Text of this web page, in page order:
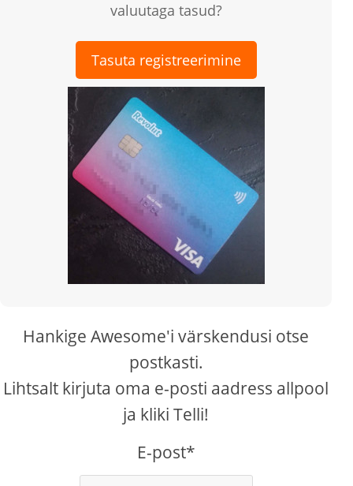
valuutaga tasud?
Tasuta registreerimine
Hankige Awesome'i värskendusi otse
postkasti.
Lihtsalt kirjuta oma e-posti aadress allpool
ja kliki Telli!
E-post*